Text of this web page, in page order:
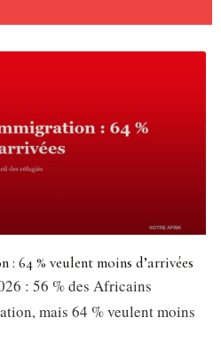
64 % veulent moins d’arrivées
: 56 % des Africains
mais 64 % veulent moins